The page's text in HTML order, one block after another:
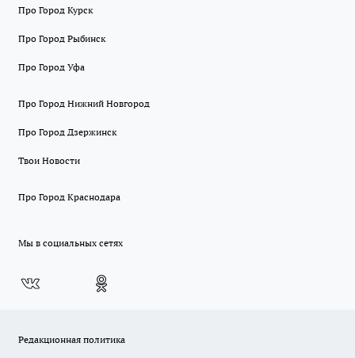
Про Город Курск
Про Город Рыбинск
Про Город Уфа
Про Город Нижний Новгород
Про Город Дзержинск
Твои Новости
Про Город Краснодара
Мы в социальных сетях
Редакционная политика